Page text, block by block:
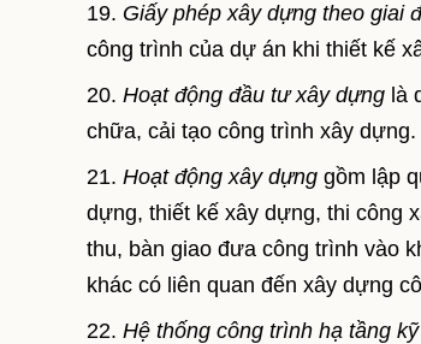
19. Giấy phép xây dựng theo giai
công trình của dự án khi thiết kế
20. Hoạt động đầu tư xây dựng là
chữa, cải tạo công trình xây dựng.
21. Hoạt động xây dựng gồm lập
dựng, thiết kế xây dựng, thi công
thu, bàn giao đưa công trình vào
khác có liên quan đến xây dựng
22. Hệ thống công trình hạ tầng